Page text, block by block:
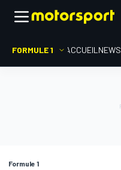
FORMULE 1 ACCUEIL NEWS
Formule 1